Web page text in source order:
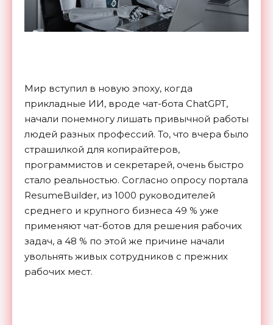
Мир вступил в новую эпоху, когда
прикладные ИИ, вроде чат-бота ChatGPT,
начали понемногу лишать привычной работы
людей разных профессий. То, что вчера было
страшилкой для копирайтеров,
программистов и секретарей, очень быстро
стало реальностью. Согласно опросу портала
ResumeBuilder, из 1000 руководителей
среднего и крупного бизнеса 49 % уже
применяют чат-ботов для решения рабочих
задач, а 48 % по этой же причине начали
увольнять живых сотрудников с прежних
рабочих мест.